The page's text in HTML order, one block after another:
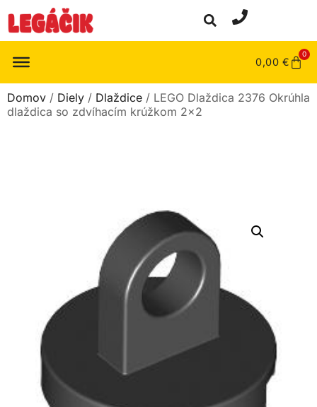
0,00 €
0
Domov / Diely / Dlaždice / LEGO Dlaždica 2376 Okrúhla
dlaždica so zdvíhacím krúžkom 2×2